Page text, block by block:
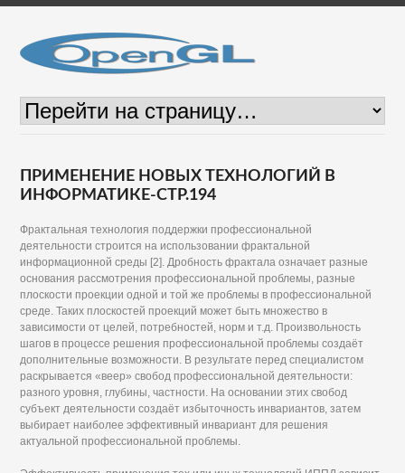
ПРИМЕНЕНИЕ НОВЫХ ТЕХНОЛОГИЙ В
ИНФОРМАТИКЕ-СТР.194
Фрактальная технология поддержки профессиональной
деятельности строится на использовании фрактальной
информационной среды [2]. Дробность фрактала означает разные
основания рассмотрения профессиональной проблемы, разные
плоскости проекции одной и той же проблемы в профессиональной
среде. Таких плоскостей проекций может быть множество в
зависимости от целей, потребностей, норм и т.д. Произвольность
шагов в процессе решения профессиональной проблемы создаёт
дополнительные возможности. В результате перед специалистом
раскрывается «веер» свобод профессиональной деятельности:
разного уровня, глубины, частности. На основании этих свобод
субъект деятельности создаёт избыточность инвариантов, затем
выбирает наиболее эффективный инвариант для решения
актуальной профессиональной проблемы.